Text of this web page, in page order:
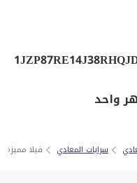
واحد
سرايات المعادي فيلا مميزة